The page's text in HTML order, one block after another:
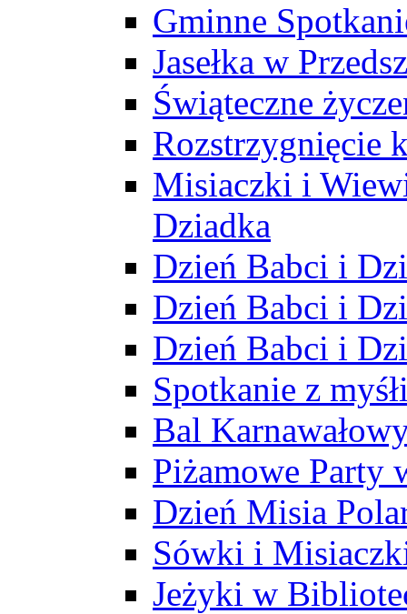
Gminne
Jasełka w
Świąteczne
Rozstrzygnięcie
Misiaczki i
Dziadka
Dzień Babci i
Dzień Babci i
Dzień Babci i
Spotkanie z
Bal
Piżamowe Party
Dzień Misia
Sówki i
Jeżyki w